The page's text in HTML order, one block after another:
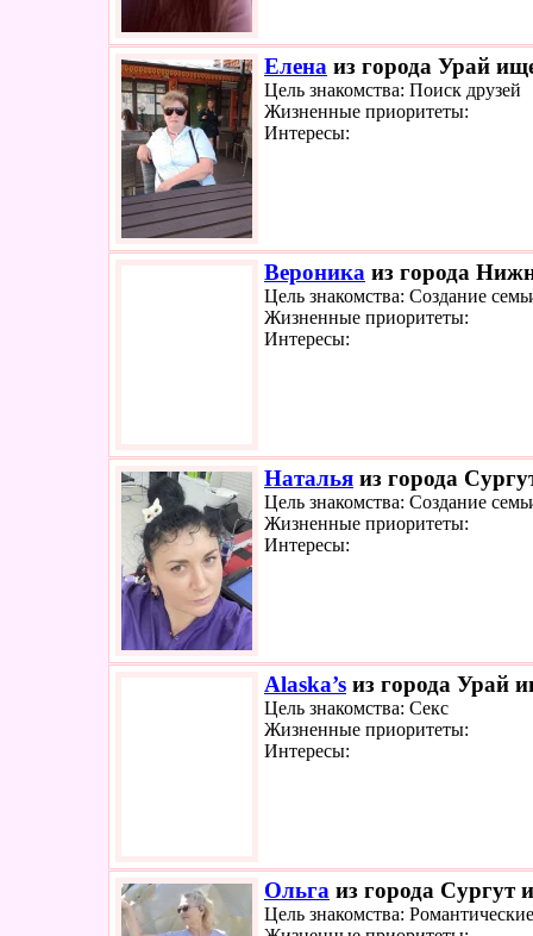
Елена из города Урай
Цель знакомства: Поиск друзей
Жизненные приоритеты:
Интересы:
Вероника из города
Цель знакомства: Создание
Жизненные приоритеты:
Интересы:
Наталья из города
Цель знакомства: Создание
Жизненные приоритеты:
Интересы:
Alaska’s из города Урай
Цель знакомства: Секс
Жизненные приоритеты:
Интересы:
Ольга из города Сургут
Цель знакомства: